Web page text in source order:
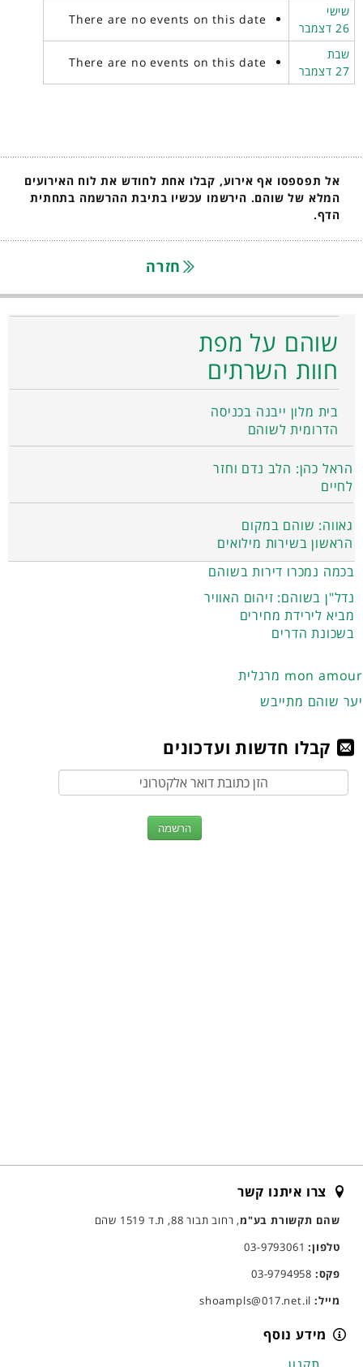
שישי
26 דצמבר
There are no events on this date
שבת
27 דצמבר
There are no events on this date
אל תפספסו אף אירוע, קבלו אחת לחודש את לוח האירועים
המלא של שוהם. הירשמו עכשיו בתיבת ההרשמה בתחתית
הדף.
חזרה
שוהם על מפת
חוות השרתים
בית מלון ייבנה בכניסה
הדרומית לשוהם
הראל כהן: הלב נדם וחזר
לחיים
גאווה: שוהם במקום
הראשון בשירות מילואים
בכמה נמכרו דירות בשוהם
נדל"ן בשוהם: זיהום האוויר
מביא לירידת מחירים
בשכונת הדרים
מרגלית mon amour
יער שוהם מתייבש
קבלו חדשות ועדכונים
צרו איתנו קשר
שהם תקשורת בע"מ, רחוב תבור 88, ת.ד 1519 שהם
טלפון:03-9793061
פקס:
מייל:
מידע נוסף